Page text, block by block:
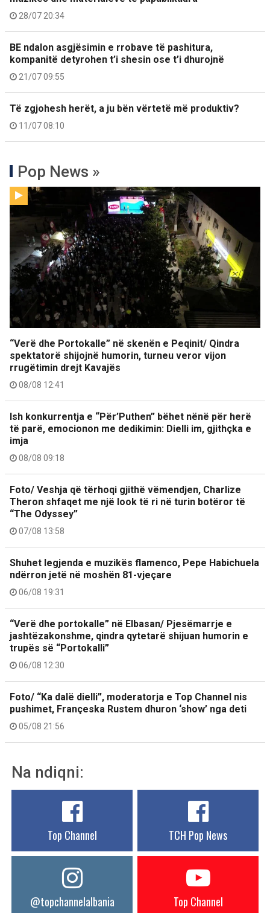
28/07 20:34
BE ndalon asgjësimin e rrobave të pashitura,
kompanitë detyrohen t’i shesin ose t’i dhurojnë
21/07 09:55
Të zgjohesh herët, a ju bën vërtetë më produktiv?
11/07 08:10
Pop News »
“Verë dhe Portokalle” në skenën e Peqinit/ Qindra
spektatorë shijojnë humorin, turneu veror vijon
rrugëtimin drejt Kavajës
08/08 12:41
Ish konkurrentja e “Për’Puthen” bëhet nënë për herë
të parë, emocionon me dedikimin: Dielli im, gjithçka e
imja
08/08 09:18
Foto/ Veshja që tërhoqi gjithë vëmendjen, Charlize
Theron shfaqet me një look të ri në turin botëror të
“The Odyssey”
07/08 13:58
Shuhet legjenda e muzikës flamenco, Pepe Habichuela
ndërron jetë në moshën 81-vjeçare
06/08 19:31
“Verë dhe portokalle” në Elbasan/ Pjesëmarrje e
jashtëzakonshme, qindra qytetarë shijuan humorin e
trupës së “Portokalli”
06/08 12:30
Foto/ “Ka dalë dielli”, moderatorja e Top Channel nis
pushimet, Françeska Rustem dhuron ‘show’ nga deti
05/08 21:56
Na ndiqni:
Top Channel TCH Pop News
@topchannelalbania Top Channel